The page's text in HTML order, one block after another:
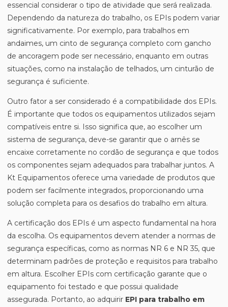
essencial considerar o tipo de atividade que será realizada.
Dependendo da natureza do trabalho, os EPIs podem variar
significativamente. Por exemplo, para trabalhos em
andaimes, um cinto de segurança completo com gancho
de ancoragem pode ser necessário, enquanto em outras
situações, como na instalação de telhados, um cinturão de
segurança é suficiente.
Outro fator a ser considerado é a compatibilidade dos EPIs.
É importante que todos os equipamentos utilizados sejam
compatíveis entre si. Isso significa que, ao escolher um
sistema de segurança, deve-se garantir que o arnês se
encaixe corretamente no cordão de segurança e que todos
os componentes sejam adequados para trabalhar juntos. A
Kt Equipamentos oferece uma variedade de produtos que
podem ser facilmente integrados, proporcionando uma
solução completa para os desafios do trabalho em altura.
A certificação dos EPIs é um aspecto fundamental na hora
da escolha. Os equipamentos devem atender a normas de
segurança específicas, como as normas NR 6 e NR 35, que
determinam padrões de proteção e requisitos para trabalho
em altura. Escolher EPIs com certificação garante que o
equipamento foi testado e que possui qualidade
assegurada. Portanto, ao adquirir EPI para trabalho em